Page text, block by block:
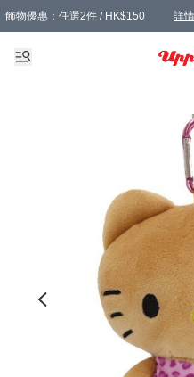
飾物優惠：任選2件 / HK$150 詳情
髮飾優惠：任選2件 / HK$100 詳情
精選襪子優惠：任選3對 / HK$115
滿額免運：本地訂單滿港幣350元可享